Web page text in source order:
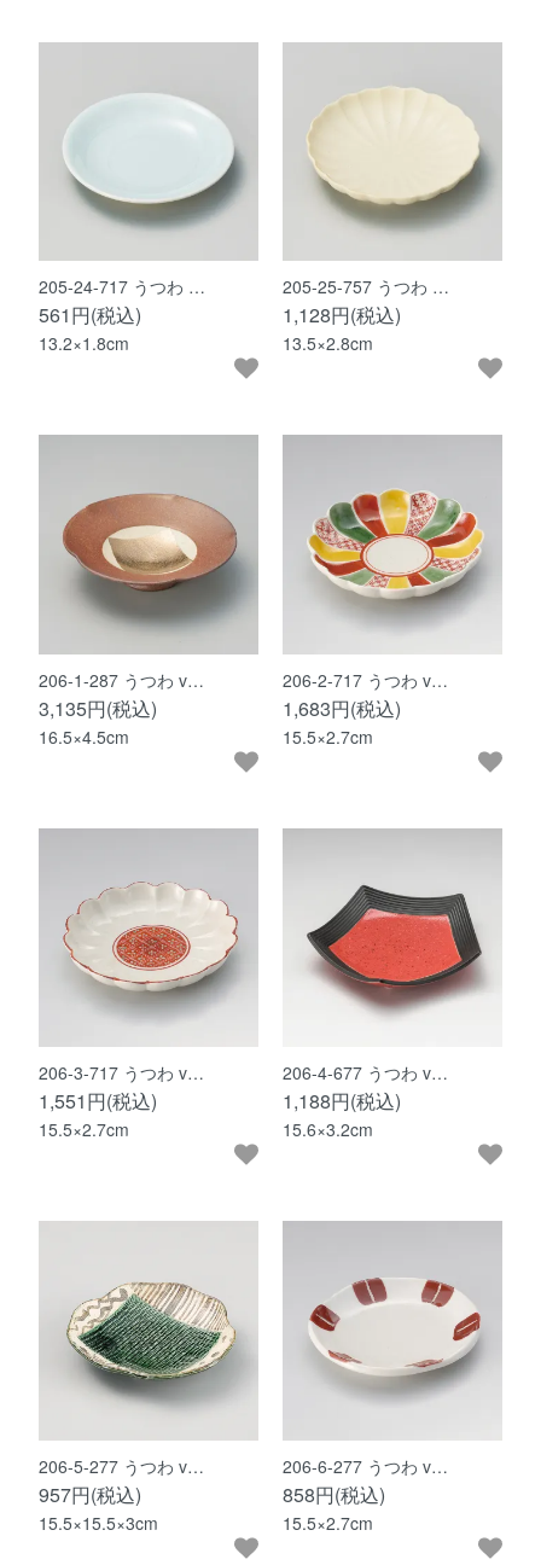
205-24-717 うつわ …
561円(税込)
13.2×1.8cm
205-25-757 うつわ …
1,128円(税込)
13.5×2.8cm
206-1-287 うつわ v…
3,135円(税込)
16.5×4.5cm
206-2-717 うつわ v…
1,683円(税込)
15.5×2.7cm
206-3-717 うつわ v…
1,551円(税込)
15.5×2.7cm
206-4-677 うつわ v…
1,188円(税込)
15.6×3.2cm
206-5-277 うつわ v…
957円(税込)
15.5×15.5×3cm
206-6-277 うつわ v…
858円(税込)
15.5×2.7cm